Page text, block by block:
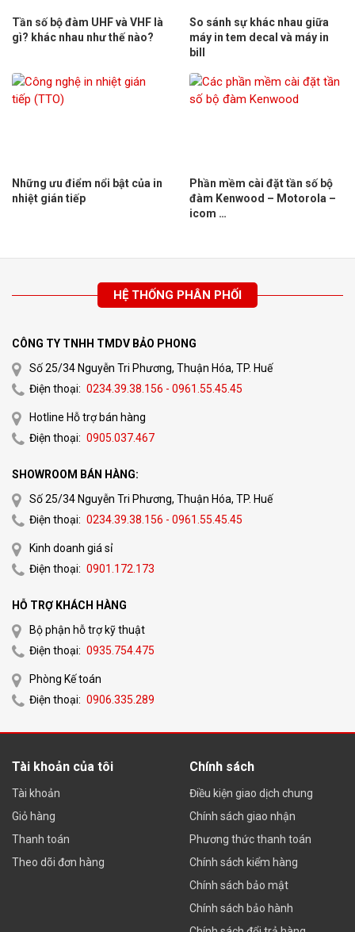
Tần số bộ đàm UHF và VHF là
gì? khác nhau như thế nào?
So sánh sự khác nhau giữa
máy in tem decal và máy in
bill
Những ưu điểm nổi bật của in
nhiệt gián tiếp
Phần mềm cài đặt tần số bộ
đàm Kenwood – Motorola –
icom …
HỆ THỐNG PHÂN PHỐI
CÔNG TY TNHH TMDV BẢO PHONG
Số 25/34 Nguyễn Tri Phương, Thuận Hóa, TP. Huế
Điện thoại: 0234.39.38.156 - 0961.55.45.45
Hotline Hỗ trợ bán hàng
Điện thoại: 0905.037.467
SHOWROOM BÁN HÀNG:
Số 25/34 Nguyễn Tri Phương, Thuận Hóa, TP. Huế
Điện thoại: 0234.39.38.156 - 0961.55.45.45
Kinh doanh giá sỉ
Điện thoại: 0901.172.173
HỖ TRỢ KHÁCH HÀNG
Bộ phận hỗ trợ kỹ thuật
Điện thoại: 0935.754.475
Phòng Kế toán
Điện thoại: 0906.335.289
Tài khoản của tôi
Tài khoản
Giỏ hàng
Thanh toán
Theo dõi đơn hàng
Chính sách
Điều kiện giao dịch chung
Chính sách giao nhận
Phương thức thanh toán
Chính sách kiểm hàng
Chính sách bảo mật
Chính sách bảo hành